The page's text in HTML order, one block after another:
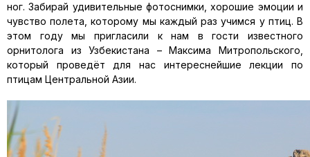
ног. Забирай удивительные фотоснимки, хорошие эмоции и
чувство полета, которому мы каждый раз учимся у птиц. В
этом году мы пригласили к нам в гости известного
орнитолога из Узбекистана – Максима Митропольского,
который проведёт для нас интереснейшие лекции по
птицам Центральной Азии.